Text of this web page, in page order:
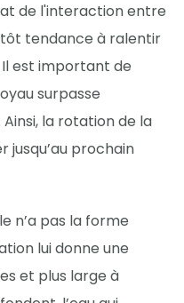
de l'interaction entre
tendance à ralentir
est important de
surpasse
la rotation de la
prochain
n’a pas la forme
lui donne une
et plus large à